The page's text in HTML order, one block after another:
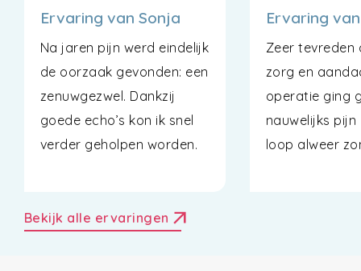
Ervaring van Sonja
Na jaren pijn werd eindelijk
de oorzaak gevonden: een
zenuwgezwel. Dankzij
goede echo’s kon ik snel
verder geholpen worden.
Ervaring
Zeer tevreden
zorg en
operatie ging
nauwelijks pijn
loop alweer
Bekijk alle ervaringen arrow_outward